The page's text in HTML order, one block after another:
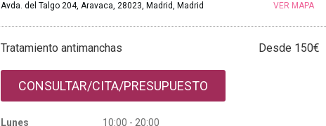
Avda. del Talgo 204, Aravaca, 28023, Madrid, Madrid VER MAPA
Tratamiento antimanchas Desde 150€
CONSULTAR/CITA/PRESUPUESTO
Lunes
10:00 - 20:00